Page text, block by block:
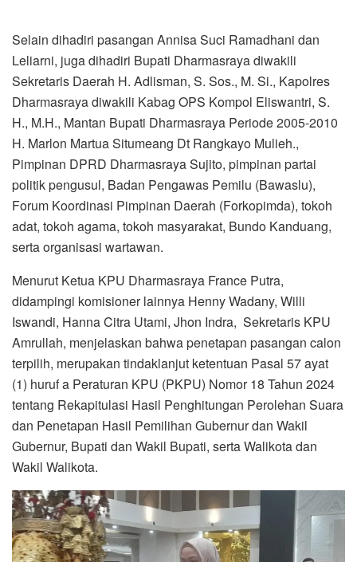
Selain dihadiri pasangan Annisa Suci Ramadhani dan
Leliarni, juga dihadiri Bupati Dharmasraya diwakili
Sekretaris Daerah H. Adlisman, S. Sos., M. Si., Kapolres
Dharmasraya diwakili Kabag OPS Kompol Eliswantri, S.
H., M.H., Mantan Bupati Dharmasraya Periode 2005-2010
H. Marlon Martua Situmeang Dt Rangkayo Mulieh.,
Pimpinan DPRD Dharmasraya Sujito, pimpinan partai
politik pengusul, Badan Pengawas Pemilu (Bawaslu),
Forum Koordinasi Pimpinan Daerah (Forkopimda), tokoh
adat, tokoh agama, tokoh masyarakat, Bundo Kanduang,
serta organisasi wartawan.
Menurut Ketua KPU Dharmasraya France Putra,
didampingi komisioner lainnya Henny Wadany, Willi
Iswandi, Hanna Citra Utami, Jhon Indra, Sekretaris KPU
Amrullah, menjelaskan bahwa penetapan pasangan calon
terpilih, merupakan tindaklanjut ketentuan Pasal 57 ayat
(1) huruf a Peraturan KPU (PKPU) Nomor 18 Tahun 2024
tentang Rekapitulasi Hasil Penghitungan Perolehan Suara
dan Penetapan Hasil Pemilihan Gubernur dan Wakil
Gubernur, Bupati dan Wakil Bupati, serta Walikota dan
Wakil Walikota.